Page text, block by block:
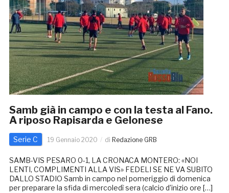
Samb già in campo e con la testa al Fano.
A riposo Rapisarda e Gelonese
Serie C 19 Gennaio 2020 di Redazione GRB
SAMB-VIS PESARO 0-1, LA CRONACA MONTERO: «NOI
LENTI, COMPLIMENTI ALLA VIS» FEDELI SE NE VA SUBITO
DALLO STADIO Samb in campo nel pomeriggio di domenica
per preparare la sfida di mercoledì sera (calcio d’inizio ore […]